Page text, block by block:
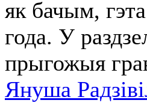
як бачым,
года. У
прыгожыя
Януша